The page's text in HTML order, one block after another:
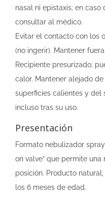
nasal ni epistaxis; en caso
consultar al médico.
Evitar el contacto con los
(no ingerir). Mantener
Recipiente presurizado;
calor. Mantener alejado
superficies calientes y del
incluso tras su uso.
Presentación
Formato nebulizador
on valve” que permite
posición. Producto
los 6 meses de edad.